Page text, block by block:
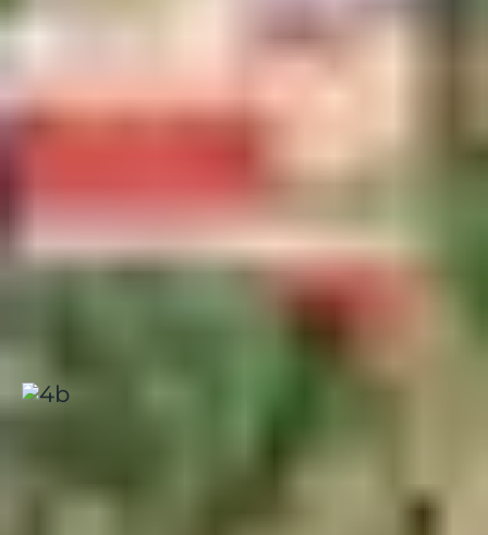
SÉJOURNER AU
CŒUR DE
L’EXPÉRIENCE
chauffée, restauration avec terrasse, clubs enfants,
animations sportives et accès direct à la plage font de
ce lieu un point de départ idéal pour explorer la région
4.3 / 5